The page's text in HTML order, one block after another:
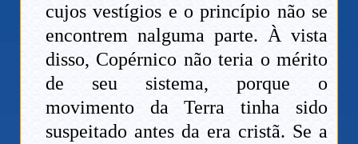
cujos vestígios e o princípio não se
encontrem nalguma parte. À vista
disso, Copérnico não teria o mérito
de seu sistema, porque o
movimento da Terra tinha sido
suspeitado antes da era cristã. Se a